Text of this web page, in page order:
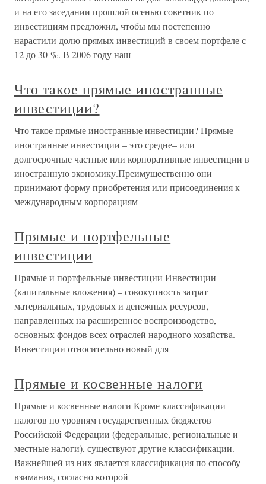
и на его заседании прошлой осенью советник по
инвестициям предложил, чтобы мы постепенно
нарастили долю прямых инвестиций в своем портфеле с
12 до 30 %. В 2006 году наш
Что такое прямые иностранные
инвестиции?
Что такое прямые иностранные инвестиции? Прямые
иностранные инвестиции – это средне– или
долгосрочные частные или корпоративные инвестиции в
иностранную экономику.Преимущественно они
принимают форму приобретения или присоединения к
международным корпорациям
Прямые и портфельные
инвестиции
Прямые и портфельные инвестиции Инвестиции
(капитальные вложения) – совокупность затрат
материальных, трудовых и денежных ресурсов,
направленных на расширенное воспроизводство,
основных фондов всех отраслей народного хозяйства.
Инвестиции относительно новый для
Прямые и косвенные налоги
Прямые и косвенные налоги Кроме классификации
налогов по уровням государственных бюджетов
Российской Федерации (федеральные, региональные и
местные налоги), существуют другие классификации.
Важнейшей из них является классификация по способу
взимания, согласно которой